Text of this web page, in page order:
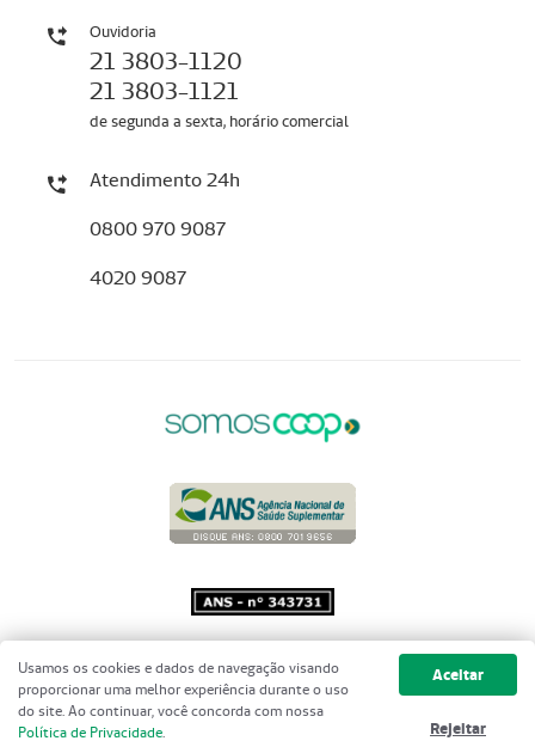
Ouvidoria
21 3803-1120
21 3803-1121
de segunda a sexta, horário comercial
Atendimento 24h
0800 970 9087
4020 9087
Copyright 2001 - 2026 Unimed do
Brasil - Todos os direitos reservados
Usamos os cookies e dados de navegação visando
proporcionar uma melhor experiência durante o uso
do site. Ao continuar, você concorda com nossa
Política de Privacidade.
Aceitar
Rejeitar